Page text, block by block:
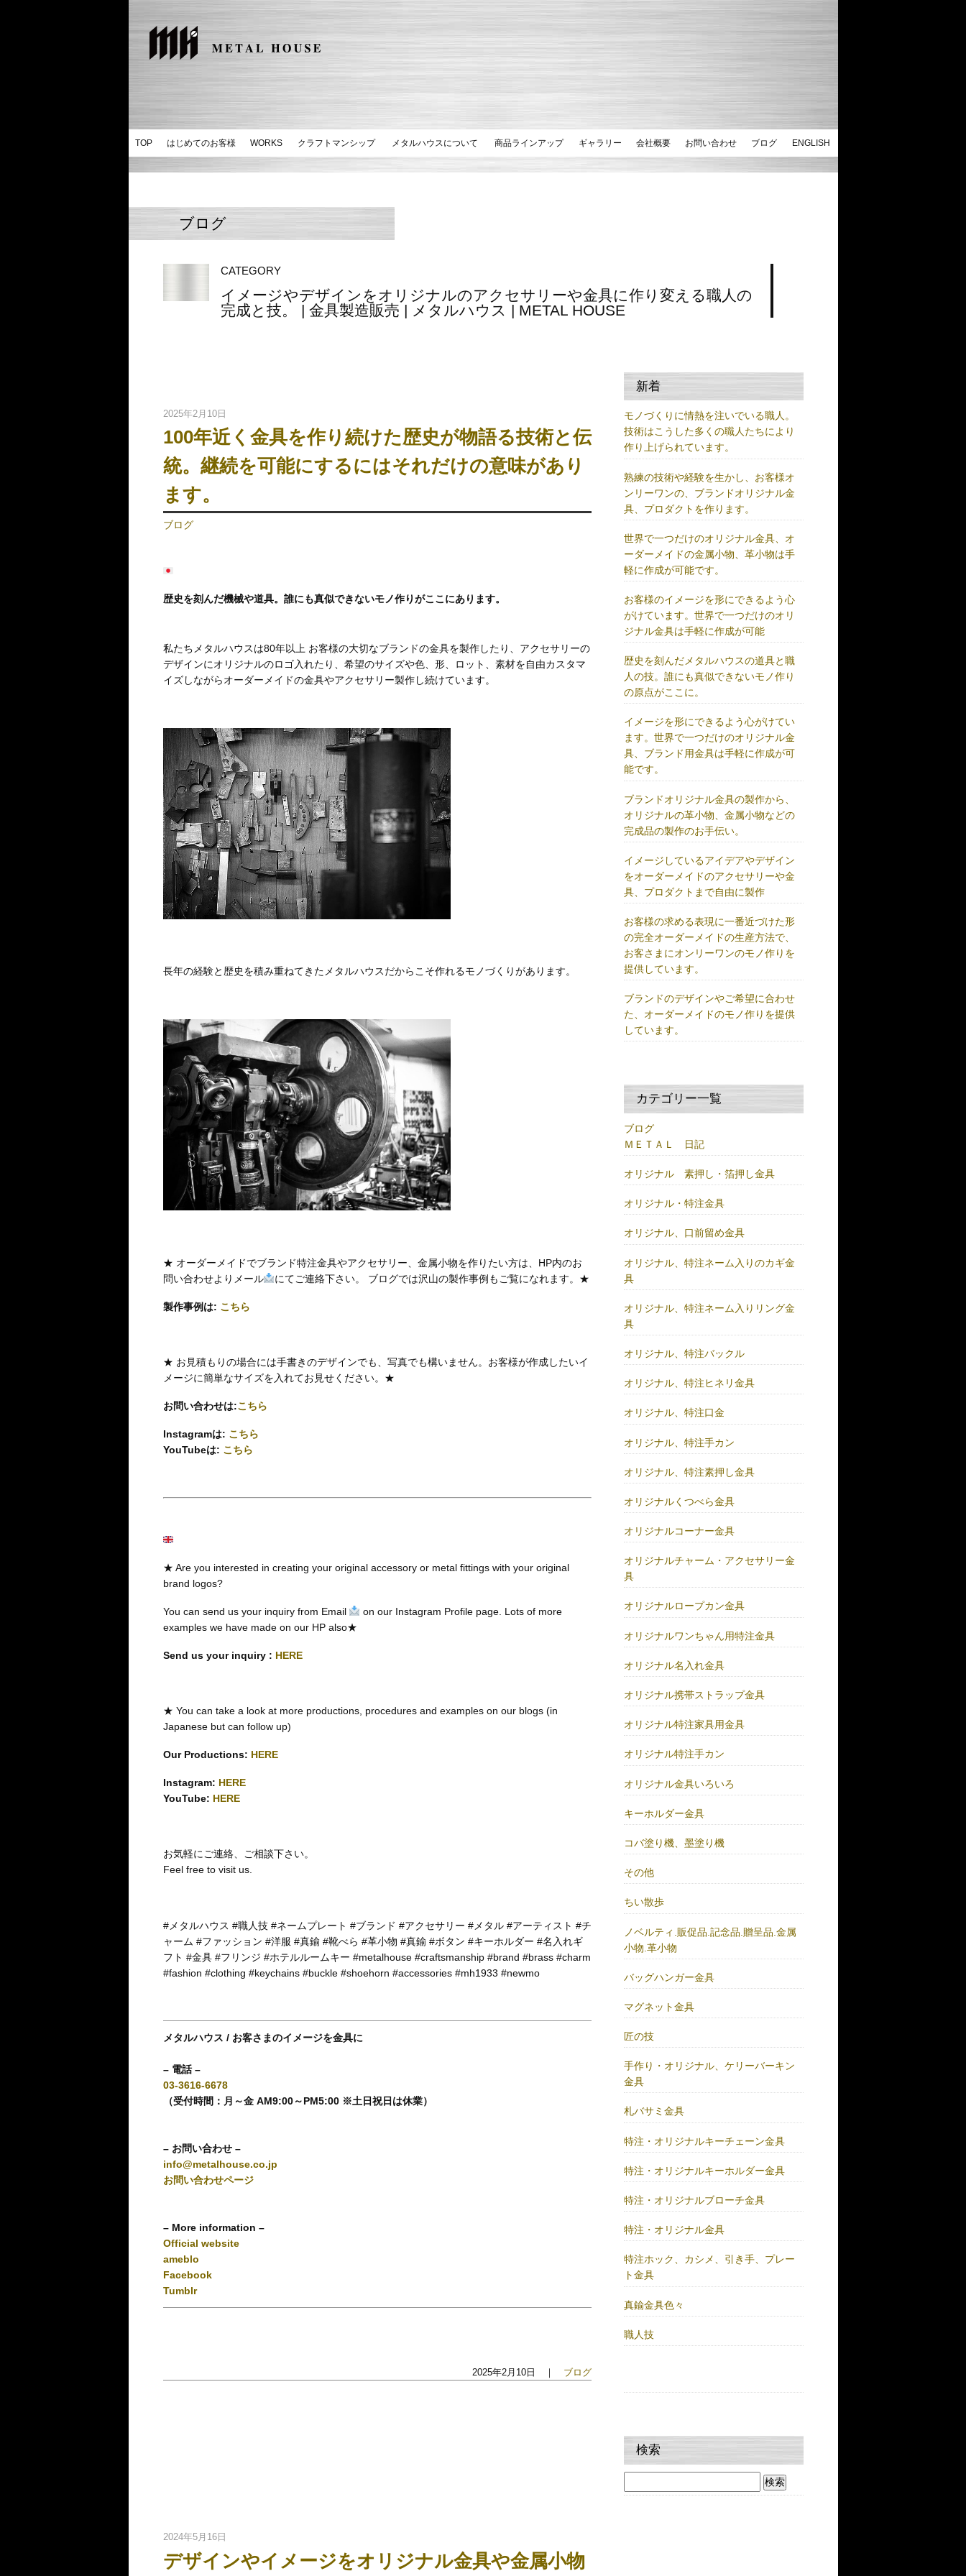
TOP はじめてのお客様 WORKS クラフトマンシップ メタルハウスについて 商品ラインアップ ギャラリー 会社概要 お問い合わせ ブログ ENGLISH
ブログ
CATEGORY
イメージやデザインをオリジナルのアクセサリーや金具に作り変える職人の
完成と技。 | 金具製造販売 | メタルハウス | METAL HOUSE
2025年2月10日
100年近く金具を作り続けた歴史が物語る技術と伝
統。継続を可能にするにはそれだけの意味があり
ます。
ブログ
歴史を刻んだ機械や道具。誰にも真似できないモノ作りがここにあります。
私たちメタルハウスは80年以上 お客様の大切なブランドの金具を製作したり、アクセサリーの
デザインにオリジナルのロゴ入れたり、希望のサイズや色、形、ロット、素材を自由カスタマ
イズしながらオーダーメイドの金具やアクセサリー製作し続けています。
長年の経験と歴史を積み重ねてきたメタルハウスだからこそ作れるモノづくりがあります。
★ オーダーメイドでブランド特注金具やアクセサリー、金属小物を作りたい方は、HP内のお
問い合わせよりメール
にてご連絡下さい。 ブログでは沢山の製作事例もご覧になれます。★
製作事例は: こちら
★ お見積もりの場合には手書きのデザインでも、写真でも構いません。お客様が作成したいイ
メージに簡単なサイズを入れてお見せください。★
お問い合わせは:こちら
Instagramは: こちら
YouTubeは: こちら
★ Are you interested in creating your original accessory or metal fittings with your original
brand logos?
You can send us your inquiry from Email
on our Instagram Profile page. Lots of more
examples we have made on our HP also★
Send us your inquiry : HERE
★ You can take a look at more productions, procedures and examples on our blogs (in
Japanese but can follow up)
Our Productions: HERE
Instagram: HERE
YouTube: HERE
お気軽にご連絡、ご相談下さい。
Feel free to visit us.
#メタルハウス #職人技 #ネームプレート #ブランド #アクセサリー #メタル #アーティスト #チ
ャーム #ファッション #洋服 #真鍮 #靴べら #革小物 #真鍮 #ボタン #キーホルダー #名入れギ
フト #金具 #フリンジ #ホテルルームキー #metalhouse #craftsmanship #brand #brass #charm
#fashion #clothing #keychains #buckle #shoehorn #accessories #mh1933 #newmo
メタルハウス / お客さまのイメージを金具に
– 電話 –
03-3616-6678
（受付時間：月～金 AM9:00～PM5:00 ※土日祝日は休業）
– お問い合わせ –
info@metalhouse.co.jp
お問い合わせページ
– More information –
Official website
ameblo
Facebook
Tumblr
2025年2月10日 ｜ ブログ
2024年5月16日
デザインやイメージをオリジナル金具や金属小物
新着
モノづくりに情熱を注いでいる職人。
技術はこうした多くの職人たちにより
作り上げられています。
熟練の技術や経験を生かし、お客様オ
ンリーワンの、ブランドオリジナル金
具、プロダクトを作ります。
世界で一つだけのオリジナル金具、オ
ーダーメイドの金属小物、革小物は手
軽に作成が可能です。
お客様のイメージを形にできるよう心
がけています。世界で一つだけのオリ
ジナル金具は手軽に作成が可能
歴史を刻んだメタルハウスの道具と職
人の技。誰にも真似できないモノ作り
の原点がここに。
イメージを形にできるよう心がけてい
ます。世界で一つだけのオリジナル金
具、ブランド用金具は手軽に作成が可
能です。
ブランドオリジナル金具の製作から、
オリジナルの革小物、金属小物などの
完成品の製作のお手伝い。
イメージしているアイデアやデザイン
をオーダーメイドのアクセサリーや金
具、プロダクトまで自由に製作
お客様の求める表現に一番近づけた形
の完全オーダーメイドの生産方法で、
お客さまにオンリーワンのモノ作りを
提供しています。
ブランドのデザインやご希望に合わせ
た、オーダーメイドのモノ作りを提供
しています。
カテゴリー一覧
ブログ
ＭＥＴＡＬ 日記
オリジナル 素押し・箔押し金具
オリジナル・特注金具
オリジナル、口前留め金具
オリジナル、特注ネーム入りのカギ金
具
オリジナル、特注ネーム入りリング金
具
オリジナル、特注バックル
オリジナル、特注ヒネリ金具
オリジナル、特注口金
オリジナル、特注手カン
オリジナル、特注素押し金具
オリジナルくつべら金具
オリジナルコーナー金具
オリジナルチャーム・アクセサリー金
具
オリジナルロープカン金具
オリジナルワンちゃん用特注金具
オリジナル名入れ金具
オリジナル携帯ストラップ金具
オリジナル特注家具用金具
オリジナル特注手カン
オリジナル金具いろいろ
キーホルダー金具
コバ塗り機、墨塗り機
その他
ちい散歩
ノベルティ.販促品.記念品.贈呈品.金属
小物.革小物
バッグハンガー金具
マグネット金具
匠の技
手作り・オリジナル、ケリーバーキン
金具
札バサミ金具
特注・オリジナルキーチェーン金具
特注・オリジナルキーホルダー金具
特注・オリジナルブローチ金具
特注・オリジナル金具
特注ホック、カシメ、引き手、プレー
ト金具
真鍮金具色々
職人技
検索
索: